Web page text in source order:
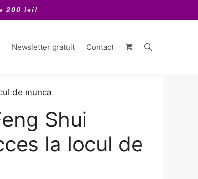
200 lei!
Newsletter gratuit Contact
de munca
Shui
la locul de